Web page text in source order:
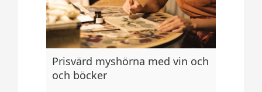
Prisvärd myshörna med vin och
och böcker